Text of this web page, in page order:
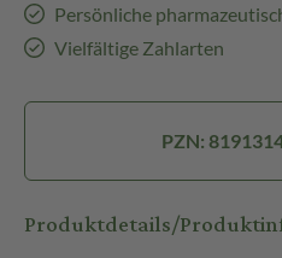
Persönliche
Vielfältige Zahlarten
PZN:
Produktdetails/